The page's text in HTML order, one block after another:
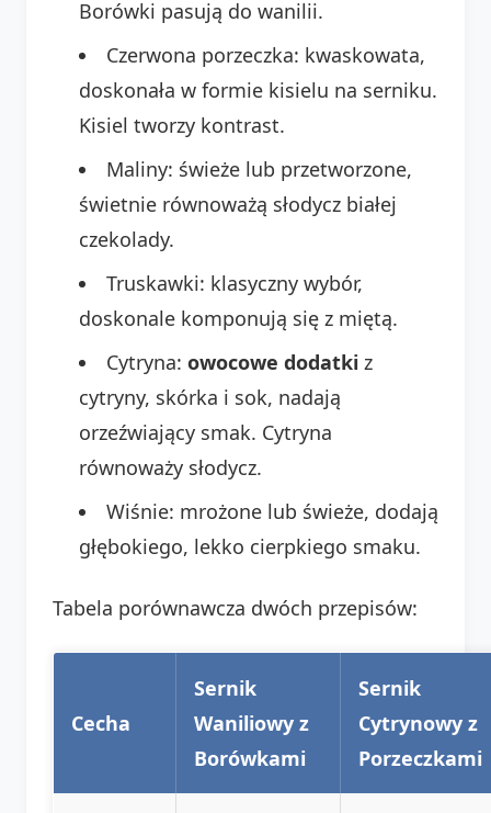
Borówki pasują do wanilii.
Czerwona porzeczka: kwaskowata,
doskonała w formie kisielu na serniku.
Kisiel tworzy kontrast.
Maliny: świeże lub przetworzone,
świetnie równoważą słodycz białej
czekolady.
Truskawki: klasyczny wybór,
doskonale komponują się z miętą.
Cytryna: owocowe dodatki z
cytryny, skórka i sok, nadają
orzeźwiający smak. Cytryna
równoważy słodycz.
Wiśnie: mrożone lub świeże, dodają
głębokiego, lekko cierpkiego smaku.
Tabela porównawcza dwóch przepisów:
Cecha
Sernik
Waniliowy z
Borówkami
Sernik
Cytrynowy z
Porzeczkami